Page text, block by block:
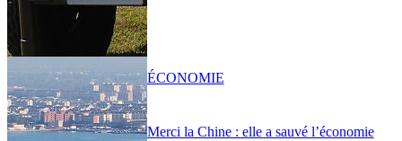
Merci la Chine : elle a sauvé l’économie
ÉCONOMIE